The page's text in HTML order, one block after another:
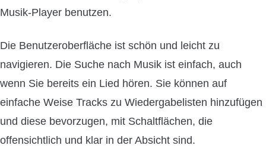
Musik-Player benutzen.
Die Benutzeroberfläche ist schön und leicht zu
navigieren. Die Suche nach Musik ist einfach, auch
wenn Sie bereits ein Lied hören. Sie können auf
einfache Weise Tracks zu Wiedergabelisten hinzufügen
und diese bevorzugen, mit Schaltflächen, die
offensichtlich und klar in der Absicht sind.